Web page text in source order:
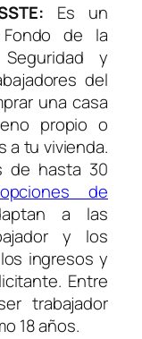
Es un
de la
y
del
una casa
propio o
a tu vivienda.
de hasta 30
de
a las
y los
ingresos y
Entre
trabajador
18 años.